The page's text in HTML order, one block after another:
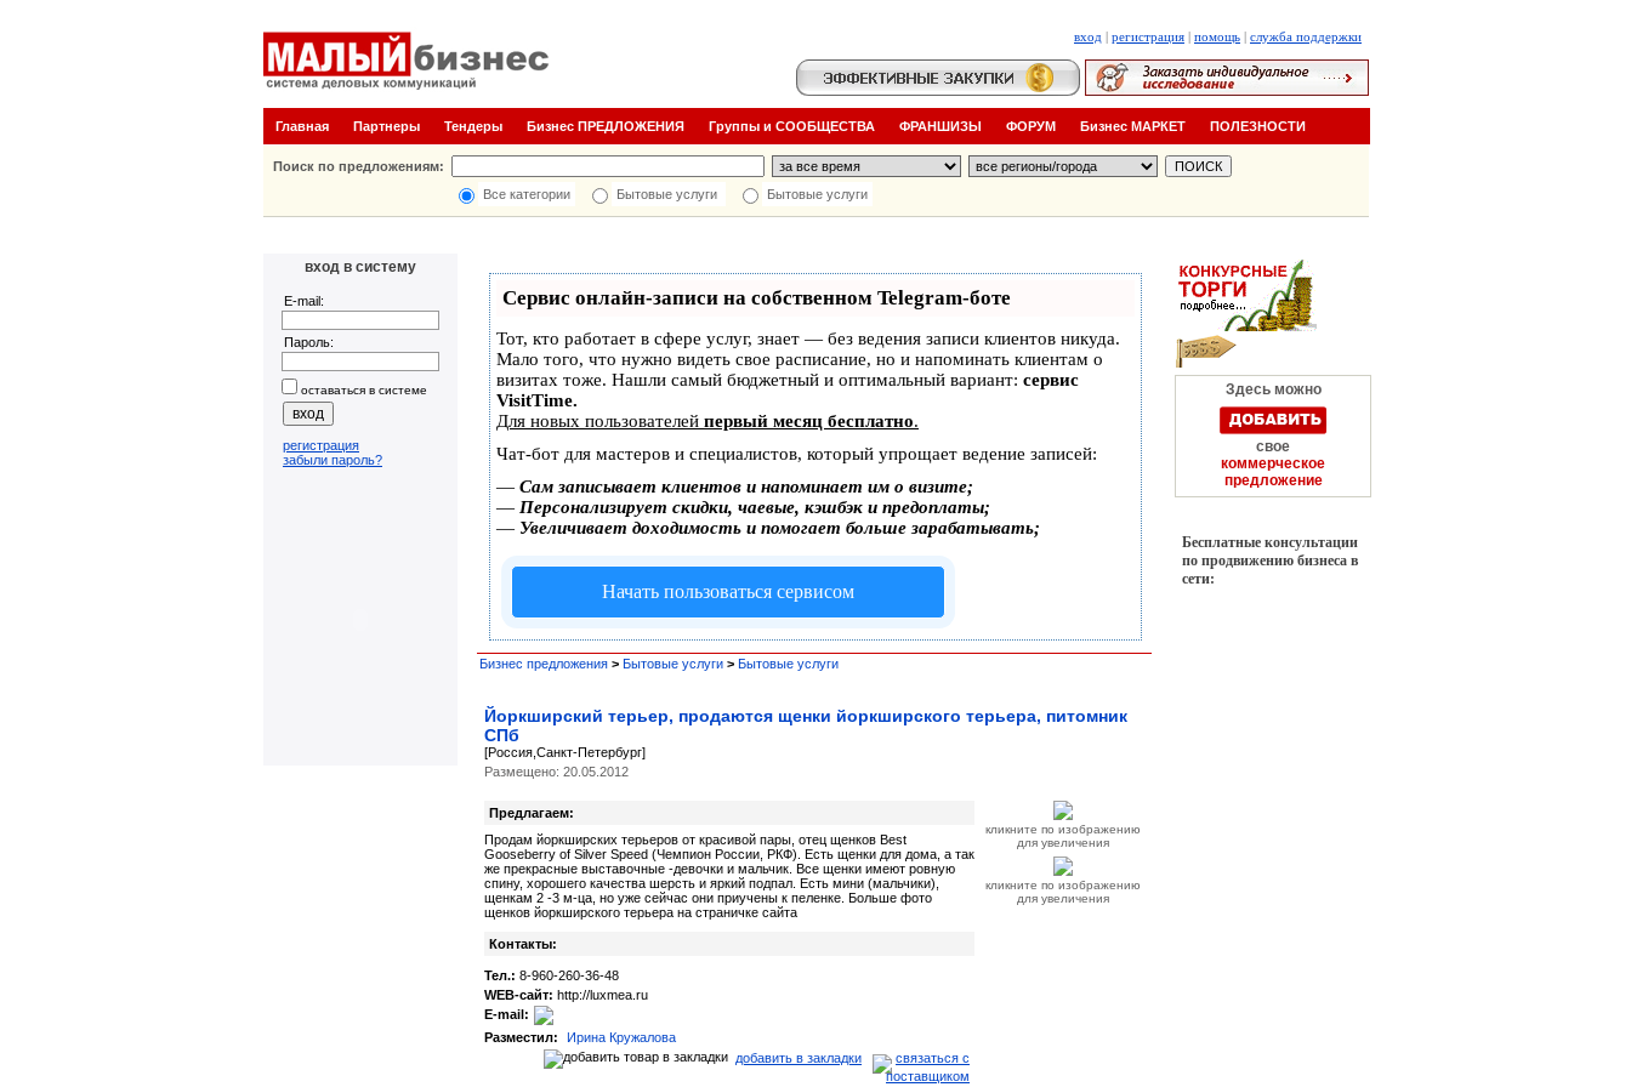
вход | регистрация | помощь | служба поддержки
Главная Партнеры Тендеры Бизнес ПРЕДЛОЖЕНИЯ Группы и СООБЩЕСТВА ФРАНШИЗЫ ФОРУМ Бизнес МАРКЕТ ПОЛЕЗНОСТИ
Поиск по предложениям:
Все категории
Бытовые услуги Бытовые услуги
вход в систему
E-mail:
Пароль:
оставаться в системе
регистрация
забыли пароль?
Сервис онлайн-записи на собственном Telegram-боте
Тот, кто работает в сфере услуг, знает — без ведения записи клиентов никуда.
Мало того, что нужно видеть свое расписание, но и напоминать клиентам о
визитах тоже. Нашли самый бюджетный и оптимальный вариант: сервис
VisitTime.
Для новых пользователей первый месяц бесплатно.
Чат-бот для мастеров и специалистов, который упрощает ведение записей:
— Сам записывает клиентов и напоминает им о визите;
— Персонализирует скидки, чаевые, кэшбэк и предоплаты;
— Увеличивает доходимость и помогает больше зарабатывать;
Начать пользоваться сервисом
Бизнес предложения > Бытовые услуги > Бытовые услуги
Йоркширский терьер, продаются щенки йоркширского терьера, питомник
СПб
[Россия,Санкт-Петербург]
Размещено: 20.05.2012
Предлагаем:
Продам йоркширских терьеров от красивой пары, отец щенков Best
Gooseberry of Silver Speed (Чемпион России, РКФ). Есть щенки для дома, а так
же прекрасные выставочные -девочки и мальчик. Все щенки имеют ровную
спину, хорошего качества шерсть и яркий подпал. Есть мини (мальчики),
щенкам 2 -3 м-ца, но уже сейчас они приучены к пеленке. Больше фото
щенков йоркширского терьера на страничке сайта
Контакты:
Тел.: 8-960-260-36-48
WEB-сайт: http://luxmea.ru
E-mail:
Разместил:
Ирина Кружалова
добавить в закладки
связаться с
поставщиком
кликните по изображению
для увеличения
кликните по изображению
для увеличения
Здесь можно
свое
коммерческое
предложение
Бесплатные консультации
по продвижению бизнеса в
сети: